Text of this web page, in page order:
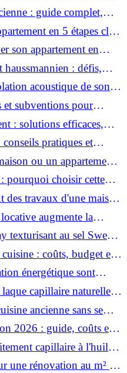
: guide complet,
en 5 étapes clés
son appartement en
haussmannien : défis,
des prix
acoustique de son
et subventions pour
en 2026 ?
: solutions efficaces,
pratiques et
ou un appartement
et astuces ?
pourquoi choisir cette
?
des travaux d'une maison
augmente la
?
texturisant au sel Sweet
plage ?: coûts, budget et
énergétique sont
?
capillaire naturelle
ancienne sans se
2026 : guide, coûts et
capillaire à l'huile
une rénovation au m² en